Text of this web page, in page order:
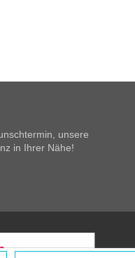
unsere
in Ihrer Nähe!